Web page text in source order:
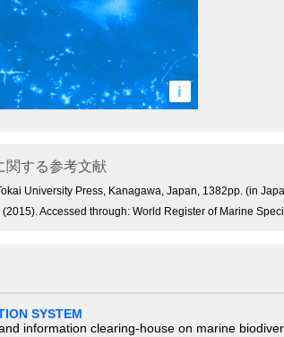
i
関する参考文献
University Press, Kanagawa, Japan, 1382pp. (in
Accessed through: World Register of Marine
SYSTEM
information clearing-house on marine